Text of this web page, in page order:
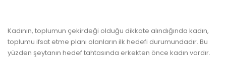
Kadının, toplumun çekirdeği olduğu dikkate alındığında kadın,
toplumu ifsat etme planı olanların ilk hedefi durumundadır. Bu
yüzden şeytanın hedef tahtasında erkekten önce kadın vardır.